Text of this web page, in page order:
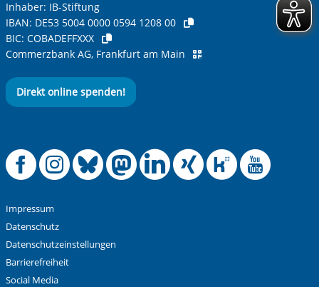
Inhaber: IB-Stiftung
IBAN: DE53 5004 0000 0594 1208 00
BIC: COBADEFFXXX
Commerzbank AG, Frankfurt am Main
Direkt online spenden!
Offizielle
Offizielle
Offizielle
Offizielle
Offizielle
Impressum
Datenschutz
Datenschutzeinstellungen
Barrierefreiheit
Social Media